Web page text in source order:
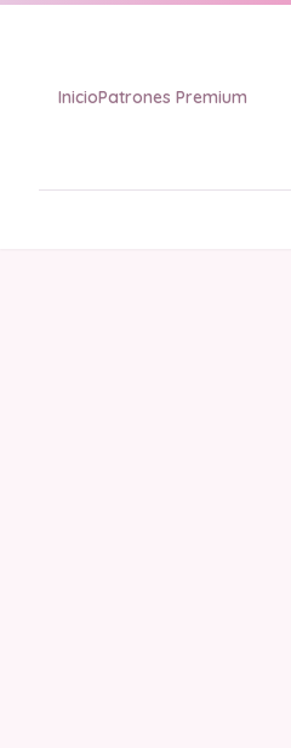
InicioPatrones Premium